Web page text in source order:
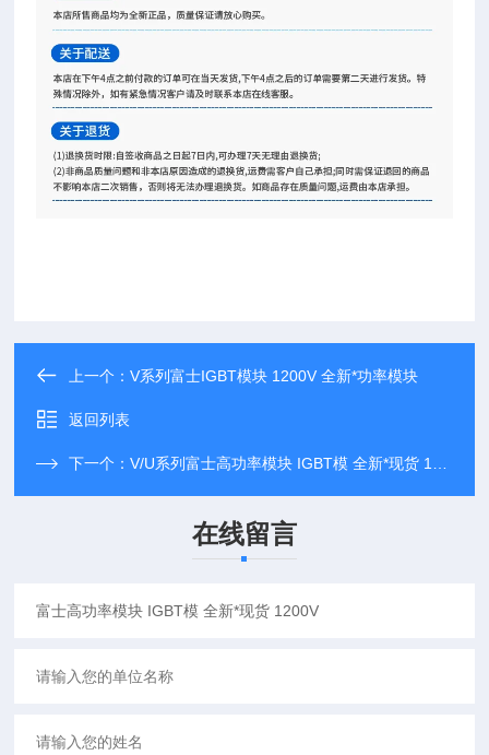
上一个：V系列富士IGBT模块 1200V 全新*功率模块
返回列表
下一个：V/U系列富士高功率模块 IGBT模 全新*现货 1700V
在线留言